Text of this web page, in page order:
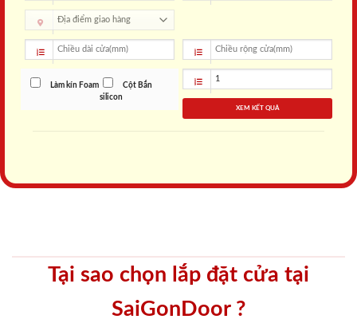
Làm kín Foam
Cột Bắn
silicon
XEM KẾT QUẢ
Tại sao chọn lắp đặt cửa tại
SaiGonDoor ?